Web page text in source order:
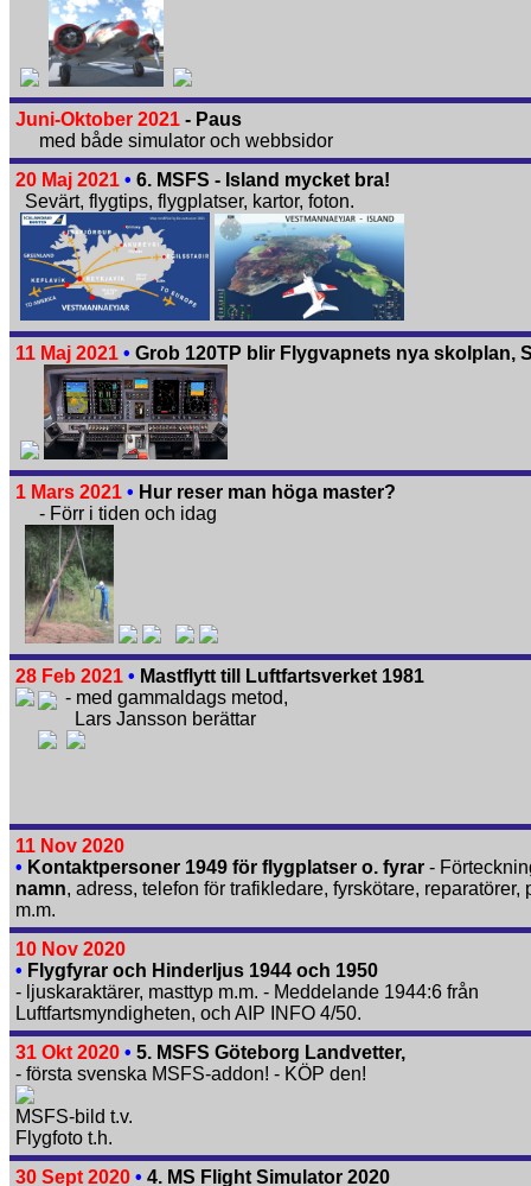
Juni-Oktober 2021 - Paus
med både simulator och webbsidor
20 Maj 2021 • 6. MSFS - Island mycket bra!
Sevärt, flygtips, flygplatser, kartor, foton.
11 Maj 2021 • Grob 120TP blir Flygvapnets nya skolplan,
1 Mars 2021 • Hur reser man höga master?
- Förr i tiden och idag
28 Feb 2021 • Mastflytt till Luftfartsverket 1981
- med gammaldags metod,
Lars Jansson berättar
11 Nov 2020
• Kontaktpersoner 1949 för flygplatser o. fyrar -
namn, adress, telefon för trafikledare, fyrskötare, reparatörer,
m.m.
10 Nov 2020
• Flygfyrar och Hinderljus 1944 och 1950
- ljuskaraktärer, masttyp m.m. - Meddelande 1944:6 från
Luftfartsmyndigheten, och AIP INFO 4/50.
31 Okt 2020 • 5. MSFS Göteborg Landvetter,
- första svenska MSFS-addon! - KÖP den!
MSFS-bild t.v.
Flygfoto t.h.
30 Sept 2020 • 4. MS Flight Simulator 2020